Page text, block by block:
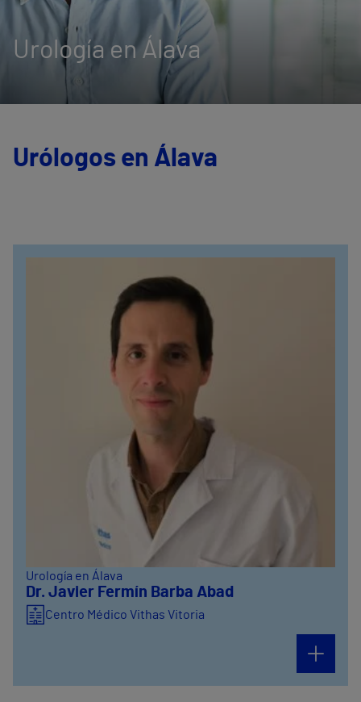
Urología en Álava
Urólogos en Álava
Urología en Álava
Dr. Javier Fermín Barba Abad
Centro Médico Vithas Vitoria